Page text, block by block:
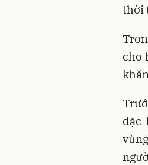
thời
cho
đặc